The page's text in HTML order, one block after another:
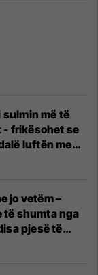
më të
- frikësohet se
luftën me
jo vetëm –
të shumta nga
pjesë të